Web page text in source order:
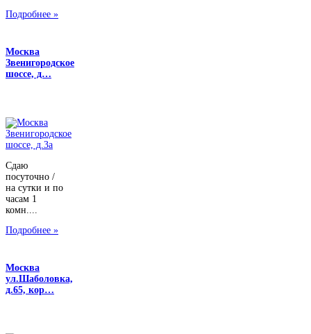
Подробнее »
Москва
Звенигородское
шоссе, д…
Сдаю
посуточно /
на сутки и по
часам 1
комн....
Подробнее »
Москва
ул.Шаболовка,
д.65, кор…